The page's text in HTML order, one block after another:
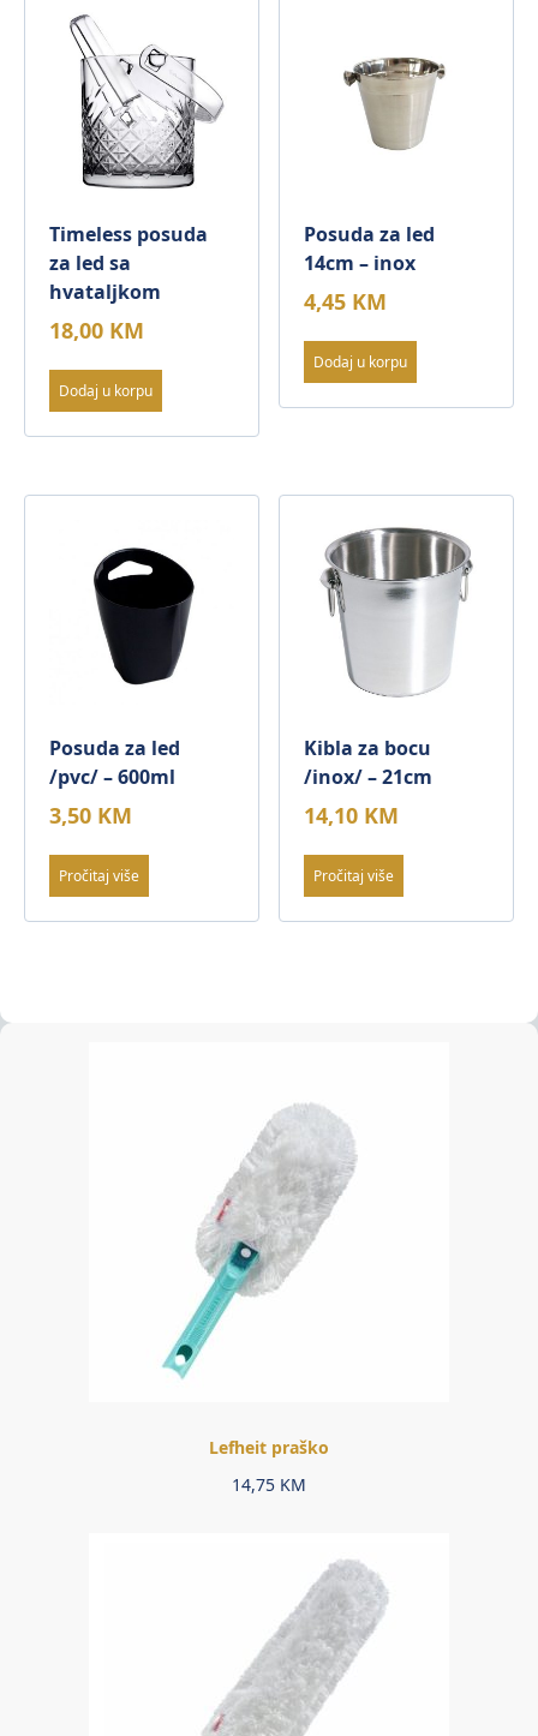
Timeless posuda
za led sa
hvataljkom
18,00 KM
Dodaj u korpu
Posuda za led
14cm – inox
4,45 KM
Dodaj u korpu
Posuda za led
/pvc/ – 600ml
3,50 KM
Pročitaj više
Kibla za bocu
/inox/ – 21cm
14,10 KM
Pročitaj više
Lefheit praško
14,75 KM